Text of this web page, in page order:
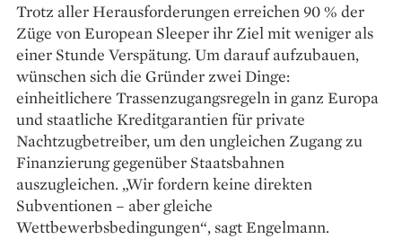
Trotz aller Herausforderungen erreichen 90 % der
Züge von European Sleeper ihr Ziel mit weniger als
einer Stunde Verspätung. Um darauf aufzubauen,
wünschen sich die Gründer zwei Dinge:
einheitlichere Trassenzugangsregeln in ganz Europa
und staatliche Kreditgarantien für private
Nachtzugbetreiber, um den ungleichen Zugang zu
Finanzierung gegenüber Staatsbahnen
auszugleichen. „Wir fordern keine direkten
Subventionen – aber gleiche
Wettbewerbsbedingungen“, sagt Engelmann.